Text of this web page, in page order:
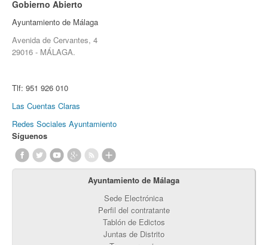
Gobierno Abierto
Ayuntamiento de Málaga
Avenida de Cervantes, 4
29016 - MÁLAGA.
Tlf: 951 926 010
Las Cuentas Claras
Redes Sociales Ayuntamiento
Síguenos
Ayuntamiento de Málaga
Sede Electrónica
Perfil del contratante
Tablón de Edictos
Juntas de Distrito